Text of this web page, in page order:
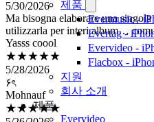
제품
Evermusic -
Evertag -
Evervideo -
Flacbox -
지원
회사 소개
제품
Evervideo
utilizzarla per interi album…
Yasss coool
★★★★★
5/28/2026
۶ৎ
Mohnauf
★★★★★
5/26/2026
التطبيق ممتاز